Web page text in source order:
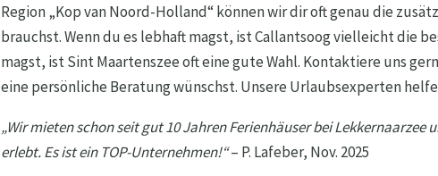
Region „Kop van Noord-Holland“ können wir dir oft genau die
brauchst. Wenn du es lebhaft magst, ist Callantsoog vielleicht die
magst, ist Sint Maartenszee oft eine gute Wahl. Kontaktiere uns
eine persönliche Beratung wünschst. Unsere Urlaubsexperten
„Wir mieten schon seit gut 10 Jahren Ferienhäuser bei Lekkernaarzee
erlebt. Es ist ein TOP-Unternehmen!“– P. Lafeber, Nov. 2025